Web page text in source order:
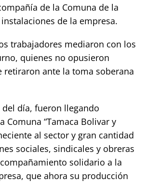
de la Comuna de la
de la empresa.
trabajadores mediaron con los
quienes no opusieron
retiraron ante la toma soberana
del día, fueron llegando
Comuna “Tamaca Bolivar y
al sector y gran cantidad
sociales, sindicales y obreras
solidario a la
que ahora su producción